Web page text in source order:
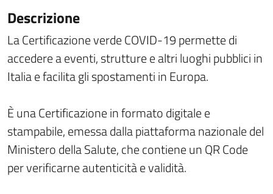
Descrizione
La Certificazione verde COVID-19 permette di
accedere a eventi, strutture e altri luoghi pubblici in
Italia e facilita gli spostamenti in Europa.
È una Certificazione in formato digitale e
stampabile, emessa dalla piattaforma nazionale del
Ministero della Salute, che contiene un QR Code
per verificarne autenticità e validità.